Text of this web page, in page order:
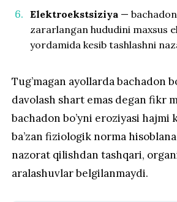
Elektroekstsiziya —
zararlangan hududini maxsus
yordamida kesib tashlashni
Tug’magan ayollarda bachadon
davolash shart emas degan fikr
bachadon bo’yni eroziyasi hajmi
ba’zan fiziologik norma
nazorat qilishdan tashqari,
aralashuvlar belgilanmaydi.